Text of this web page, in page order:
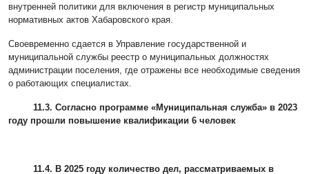
внутренней политики для включения в регистр муниципальных
нормативных актов Хабаровского края.
Своевременно сдается в Управление государственной и
муниципальной службы реестр о муниципальных должностях
администрации поселения, где отражены все необходимые сведения
о работающих специалистах.
11.3. Согласно программе «Муниципальная служба» в 2023
году прошли повышение квалификации 6 человек
11.4. В 2025 году количество дел, рассматриваемых в